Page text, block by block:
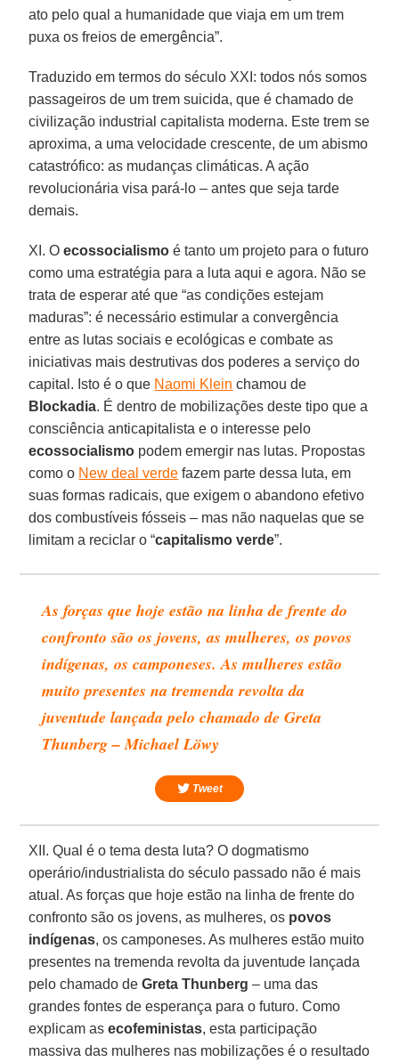
ato pelo qual a humanidade que viaja em um trem
puxa os freios de emergência”.
Traduzido em termos do século XXI: todos nós somos
passageiros de um trem suicida, que é chamado de
civilização industrial capitalista moderna. Este trem se
aproxima, a uma velocidade crescente, de um abismo
catastrófico: as mudanças climáticas. A ação
revolucionária visa pará-lo – antes que seja tarde
demais.
XI. Oecossocialismo é tanto um projeto para o futuro
como uma estratégia para a luta aqui e agora. Não se
trata de esperar até que “as condições estejam
maduras”: é necessário estimular a convergência
entre as lutas sociais e ecológicas e combate as
iniciativas mais destrutivas dos poderes a serviço do
capital. Isto é o que Naomi Klein chamou de
Blockadia. É dentro de mobilizações deste tipo que a
consciência anticapitalista e o interesse pelo
ecossocialismo podem emergir nas lutas. Propostas
como o New deal verde fazem parte dessa luta, em
suas formas radicais, que exigem o abandono efetivo
dos combustíveis fósseis – mas não naquelas que se
limitam a reciclar o “capitalismo verde”.
As forças que hoje estão na linha de frente do
confronto são os jovens, as mulheres, os povos
indígenas, os camponeses. As mulheres estão
muito presentes na tremenda revolta da
juventude lançada pelo chamado de Greta
Thunberg – Michael Löwy
Tweet
XII. Qual é o tema desta luta? O dogmatismo
operário/industrialista do século passado não é mais
atual. As forças que hoje estão na linha de frente do
confronto são os jovens, as mulheres, os povos
indígenas, os camponeses. As mulheres estão muito
presentes na tremenda revolta da juventude lançada
pelo chamado deGreta Thunberg – uma das
grandes fontes de esperança para o futuro. Como
explicam asecofeministas, esta participação
massiva das mulheres nas mobilizações é o resultado